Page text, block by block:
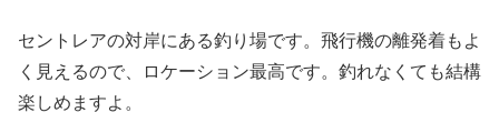
セントレアの対岸にある釣り場です。飛行機の離発着もよ
く見えるので、ロケーション最高です。釣れなくても結構
楽しめますよ。